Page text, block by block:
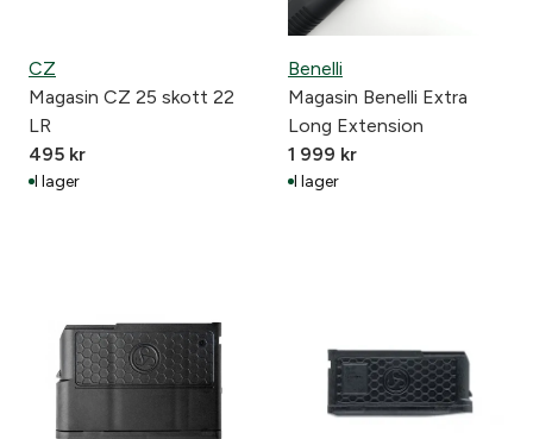
CZ
Magasin CZ 25 skott 22
LR
495 kr
I lager
Benelli
Magasin Benelli Extra
Long Extension
1 999 kr
I lager